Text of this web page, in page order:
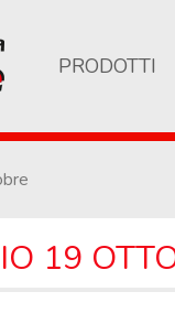
PRODOTTI
19